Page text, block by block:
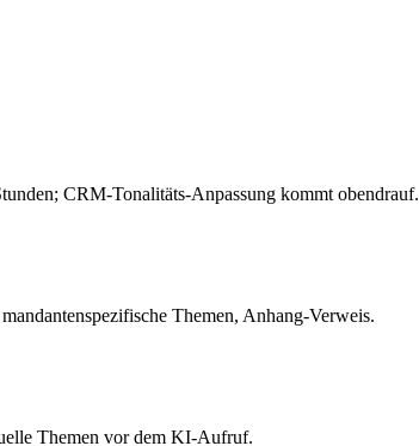
CRM-Tonalitäts-Anpassung kommt obendrauf.
Themen, Anhang-Verweis.
Themen vor dem KI-Aufruf.